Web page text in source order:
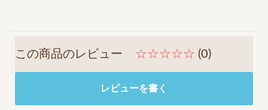
この商品のレビュー ☆☆☆☆☆ (0)
レビューを書く